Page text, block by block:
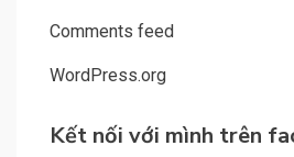
Comments feed
WordPress.org
Kết nối với mình trên